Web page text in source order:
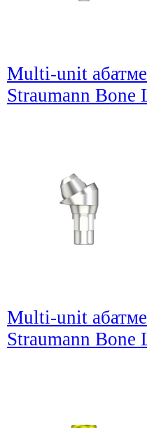
Multi-unit
Straumann Bone
Multi-unit
Straumann Bone